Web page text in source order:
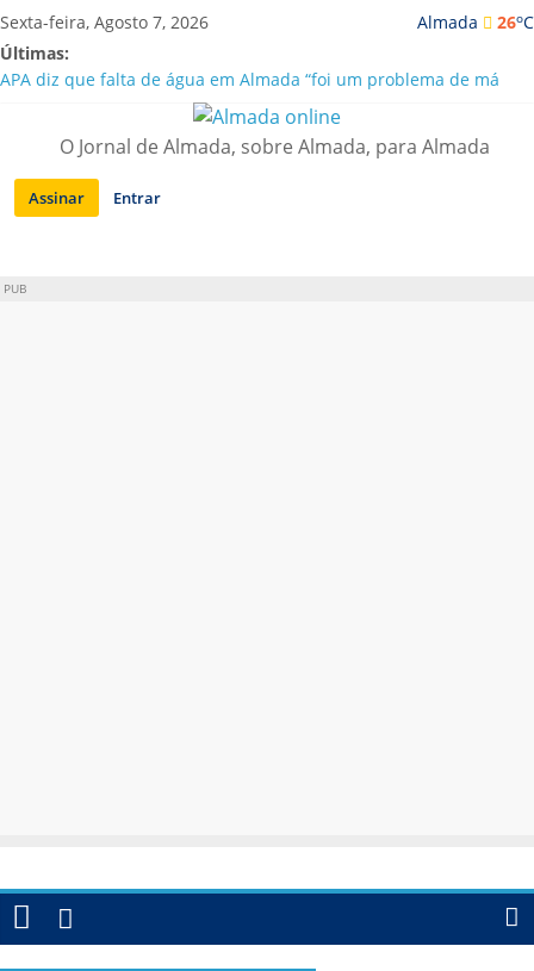
Saltar
para
conteúdo
Almada 26oC
Sexta-feira, Agosto 7, 2026
Últimas:
APA diz que falta de água em Almada “foi um problema de má
Laranjeiro | Cultura pop asiática invade a Casa Amarela
Ponte 25 de Abril celebra 60 anos com programa cultural entre
Lisboa e Almada
Situação de alerta em Almada renovada até final de Agosto
O Jornal de Almada, sobre Almada, para Almada
Assinar Entrar
PUB